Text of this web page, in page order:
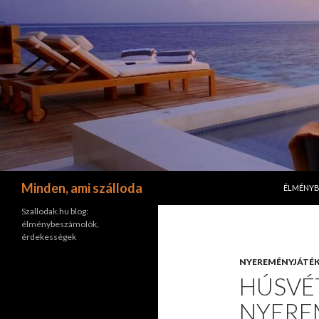
Minden, ami szálloda
Szallodak.hu blog:
élménybeszámolók,
érdekességek